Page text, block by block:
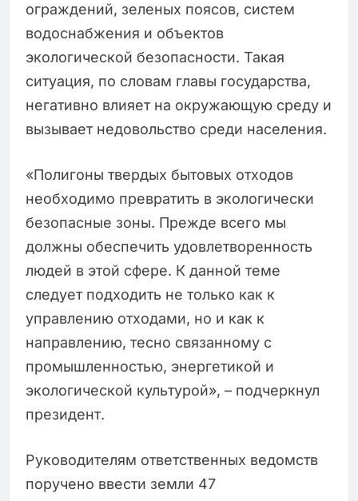
ограждений, зеленых поясов, систем
водоснабжения и объектов
экологической безопасности. Такая
ситуация, по словам главы государства,
негативно влияет на окружающую среду и
вызывает недовольство среди населения.
«Полигоны твердых бытовых отходов
необходимо превратить в экологически
безопасные зоны. Прежде всего мы
должны обеспечить удовлетворенность
людей в этой сфере. К данной теме
следует подходить не только как к
управлению отходами, но и как к
направлению, тесно связанному с
промышленностью, энергетикой и
экологической культурой», – подчеркнул
президент.
Руководителям ответственных ведомств
поручено ввести земли 47